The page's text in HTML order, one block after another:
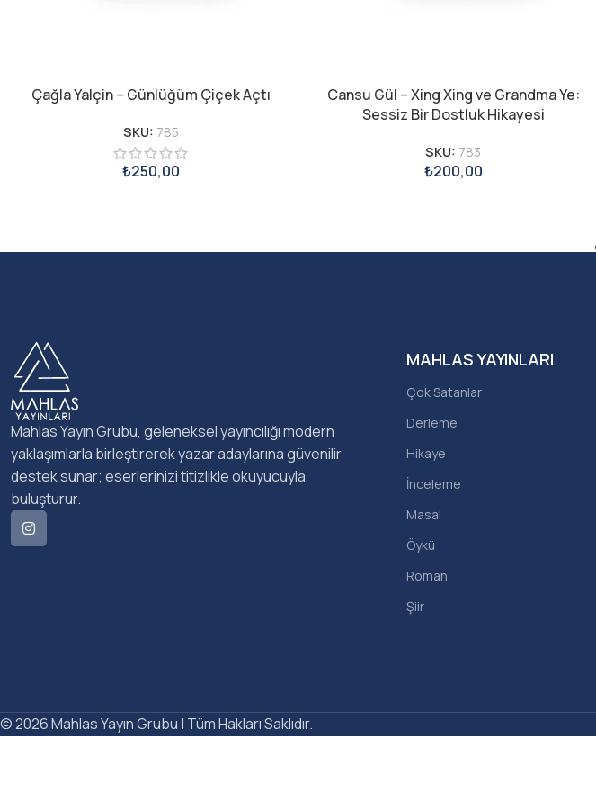
Çağla Yalçin – Günlüğüm Çiçek Açtı
SKU: 785
₺250,00
Cansu Gül – Xing Xing ve Grandma Ye:
Sessiz Bir Dostluk Hikayesi
SKU: 783
₺200,00
MAHLAS YAYINLARI
Çok Satanlar
Derleme
Hikaye
İnceleme
Masal
Öykü
Roman
Şiir
Mahlas Yayın Grubu, geleneksel yayıncılığı modern
yaklaşımlarla birleştirerek yazar adaylarına güvenilir
destek sunar; eserlerinizi titizlikle okuyucuyla
buluşturur.
© 2026 Mahlas Yayın Grubu | Tüm Hakları Saklıdır.